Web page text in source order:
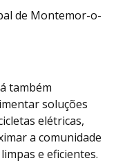
de Montemor-o-
também
soluções
elétricas,
a comunidade
e eficientes.